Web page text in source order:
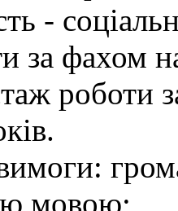
-
за фахом
роботи
мовою;